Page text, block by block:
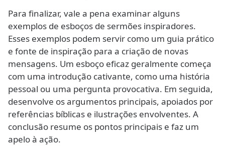
Para finalizar, vale a pena examinar alguns
exemplos de esboços de sermões inspiradores.
Esses exemplos podem servir como um guia prático
e fonte de inspiração para a criação de novas
mensagens. Um esboço eficaz geralmente começa
com uma introdução cativante, como uma história
pessoal ou uma pergunta provocativa. Em seguida,
desenvolve os argumentos principais, apoiados por
referências bíblicas e ilustrações envolventes. A
conclusão resume os pontos principais e faz um
apelo à ação.